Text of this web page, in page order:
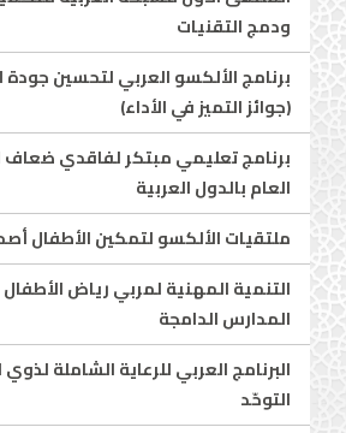
ودمج التقنيات
برنامج الألكسو العربي لتحسين جودة
(جوائز التميز في الأداء)
برنامج تعليمي مبتكر لفاقدي ضعاف
العام بالدول العربية
ملتقيات الألكسو لتمكين الأطفال
التنمية المهنية لمربي رياض
المدارس الدامجة
البرنامج العربي للرعاية الشاملة
التوحّد